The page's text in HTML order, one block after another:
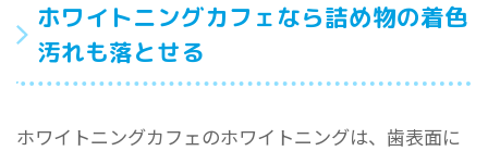
ホワイトニングカフェなら詰め物の着色
汚れも落とせる
ホワイトニングカフェのホワイトニングは、歯表面に